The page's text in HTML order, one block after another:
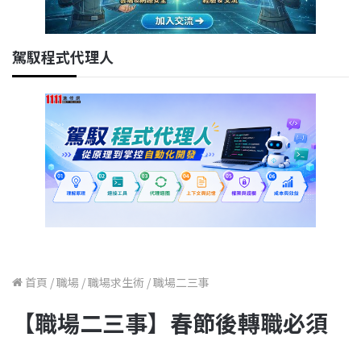
駕馭程式代理人